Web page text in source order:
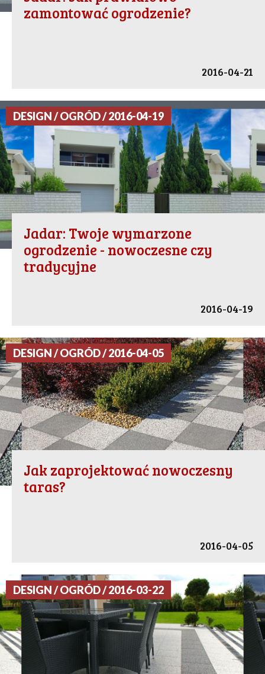
zamontować ogrodzenie?
2016-04-21
DESIGN / OGRÓD / 2016-04-19
Jadar: Twoje wymarzone
ogrodzenie - nowoczesne czy
tradycyjne
2016-04-19
DESIGN / OGRÓD / 2016-04-05
Jak zaprojektować nowoczesny
taras?
2016-04-05
DESIGN / OGRÓD / 2016-03-22